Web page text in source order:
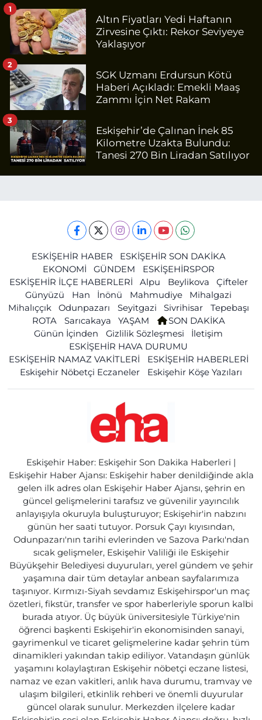
Altın Fiyatları Yedi Haftanın
Zirvesine Çıktı: Rekor Seviyeye
Yaklaşıyor
1
SGK Uzmanı Erdursun Kötü
Haberi Açıkladı: Emekli Maaş
Zammı İçin Net Rakam
2
Eskişehir’de Çalınan İnek 85
Kilometre Uzakta Bulundu:
Tanesi 270 Bin Liradan Satılıyor
3
ESKİŞEHİR HABER
ESKİŞEHİR SON DAKİKA
EKONOMİ
GÜNDEM
ESKİŞEHİRSPOR
ESKİŞEHİR İLÇE HABERLERİ
Alpu Beylikova
Çifteler
Günyüzü
Han İnönü Mahmudiye
Mihalgazi
Mihalıççık
Odunpazarı Seyitgazi Sivrihisar
Tepebaşı
ROTA
Sarıcakaya YAŞAM
SON DAKİKA
Günün İçinden
Gizlilik Sözleşmesi
İletişim
ESKİŞEHİR HAVA DURUMU
ESKİŞEHİR NAMAZ VAKİTLERİ
ESKİŞEHİR HABERLERİ
Eskişehir Nöbetçi Eczaneler
Eskişehir Köşe Yazıları
Eskişehir Haber: Eskişehir Son Dakika Haberleri |
Eskişehir Haber Ajansı: Eskişehir haber denildiğinde akla
gelen ilk adres olan Eskişehir Haber Ajansı, şehrin en
güncel gelişmelerini tarafsız ve güvenilir yayıncılık
anlayışıyla okuruyla buluşturuyor; Eskişehir'in nabzını
günün her saati tutuyor. Porsuk Çayı kıyısından,
Odunpazarı'nın tarihi evlerinden ve Sazova Parkı'ndan
sıcak gelişmeler, Eskişehir Valiliği ile Eskişehir
Büyükşehir Belediyesi duyuruları, yerel gündem ve şehir
yaşamına dair tüm detaylar anbean sayfalarımıza
taşınıyor. Kırmızı-Siyah sevdamız Eskişehirspor'un maç
özetleri, fikstür, transfer ve spor haberleriyle sporun kalbi
burada atıyor. Üç büyük üniversitesiyle Türkiye'nin
öğrenci başkenti Eskişehir'in ekonomisinden sanayi,
gayrimenkul ve ticaret gelişmelerine kadar şehrin tüm
dinamikleri yakından takip ediliyor. Vatandaşın günlük
yaşamını kolaylaştıran Eskişehir nöbetçi eczane listesi,
namaz ve ezan vakitleri, anlık hava durumu, tramvay ve
ulaşım bilgileri, etkinlik rehberi ve önemli duyurular
güncel olarak sunulur. Merkezden ilçelere kadar